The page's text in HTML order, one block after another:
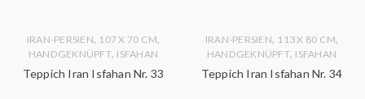
IRAN-PERSIEN, 107 X 70 CM,
HANDGEKNÜPFT, ISFAHAN
Teppich Iran Isfahan Nr. 33
IRAN-PERSIEN, 113 X 80 CM,
HANDGEKNÜPFT, ISFAHAN
Teppich Iran Isfahan Nr. 34